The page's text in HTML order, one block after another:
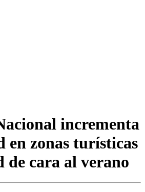
incrementa
en zonas turísticas
de cara al verano